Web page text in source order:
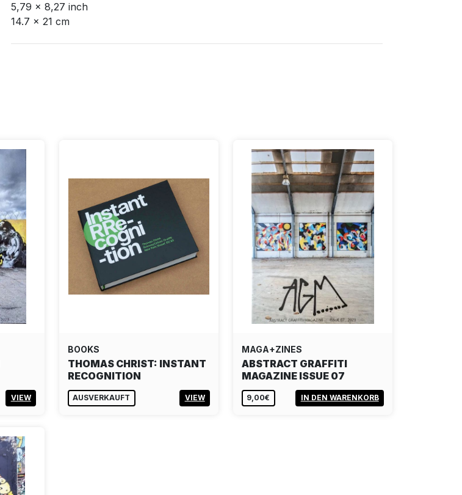
5,79 x 8,27 inch
14.7 x 21 cm
VIEW
BOOKS
THOMAS CHRIST: INSTANT
RECOGNITION
AUSVERKAUFT VIEW
MAGA+ZINES
ABSTRACT GRAFFITI
MAGAZINE ISSUE 07
9,00€ IN DEN WARENKORB